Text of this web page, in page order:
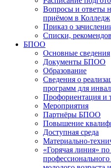
Вопросы и ответы
приёмом в Колледж
Приказ о
Списки,
БПОО
Основные сведения
Документы БПОО
Образование
Сведения о
программ для
Профориентация и
Мероприятия
Партнёры БПОО
Повышение
Доступная среда
Материально-
«Горячая линия»